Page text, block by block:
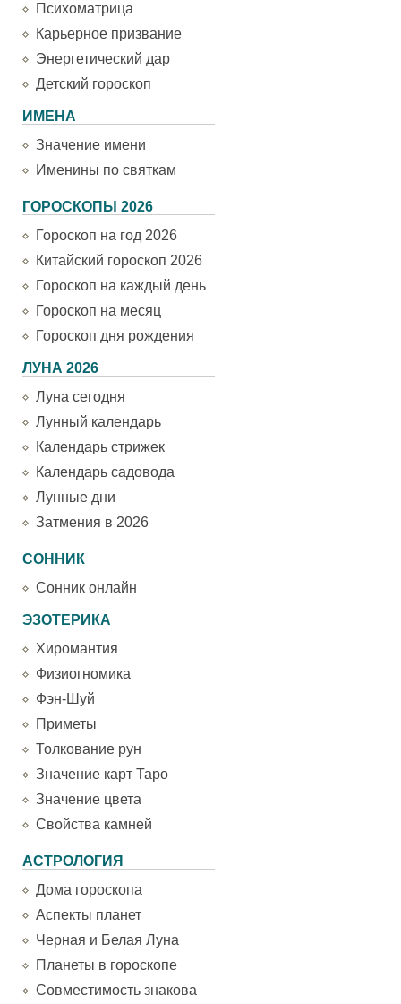
Психоматрица
Карьерное призвание
Энергетический дар
Детский гороскоп
ИМЕНА
Значение имени
Именины по святкам
ГОРОСКОПЫ 2026
Гороскоп на год 2026
Китайский гороскоп 2026
Гороскоп на каждый день
Гороскоп на месяц
Гороскоп дня рождения
ЛУНА 2026
Луна сегодня
Лунный календарь
Календарь стрижек
Календарь садовода
Лунные дни
Затмения в 2026
СОННИК
Сонник онлайн
ЭЗОТЕРИКА
Хиромантия
Физиогномика
Фэн-Шуй
Приметы
Толкование рун
Значение карт Таро
Значение цвета
Свойства камней
АСТРОЛОГИЯ
Дома гороскопа
Аспекты планет
Черная и Белая Луна
Планеты в гороскопе
Совместимость знакова